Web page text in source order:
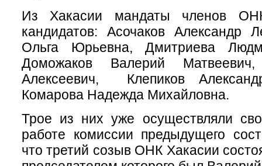
Из Хакасии мандаты членов
кандидатов: Асочаков Александр
Ольга Юрьевна, Дмитриева
Доможаков Валерий
Алексеевич, Клепиков
Комарова Надежда Михайловна.
Трое из них уже осуществляли
работе комиссии предыдущего
что третий созыв ОНК Хакасии